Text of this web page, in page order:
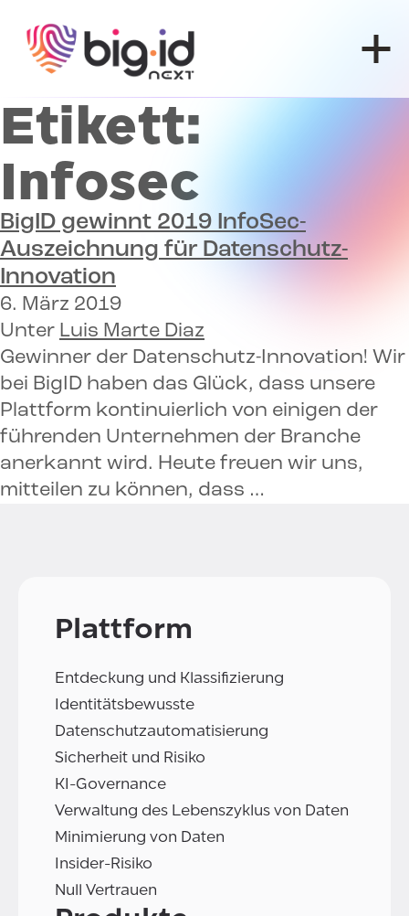
Etikett:
Infosec
BigID gewinnt 2019 InfoSec-
Auszeichnung für Datenschutz-
Innovation
6. März 2019
Unter Luis Marte Diaz
Gewinner der Datenschutz-Innovation! Wir
bei BigID haben das Glück, dass unsere
Plattform kontinuierlich von einigen der
führenden Unternehmen der Branche
anerkannt wird. Heute freuen wir uns,
mitteilen zu können, dass …
Plattform
Entdeckung und Klassifizierung
Identitätsbewusste
Datenschutzautomatisierung
Sicherheit und Risiko
KI-Governance
Verwaltung des Lebenszyklus von Daten
Minimierung von Daten
Insider-Risiko
Null Vertrauen